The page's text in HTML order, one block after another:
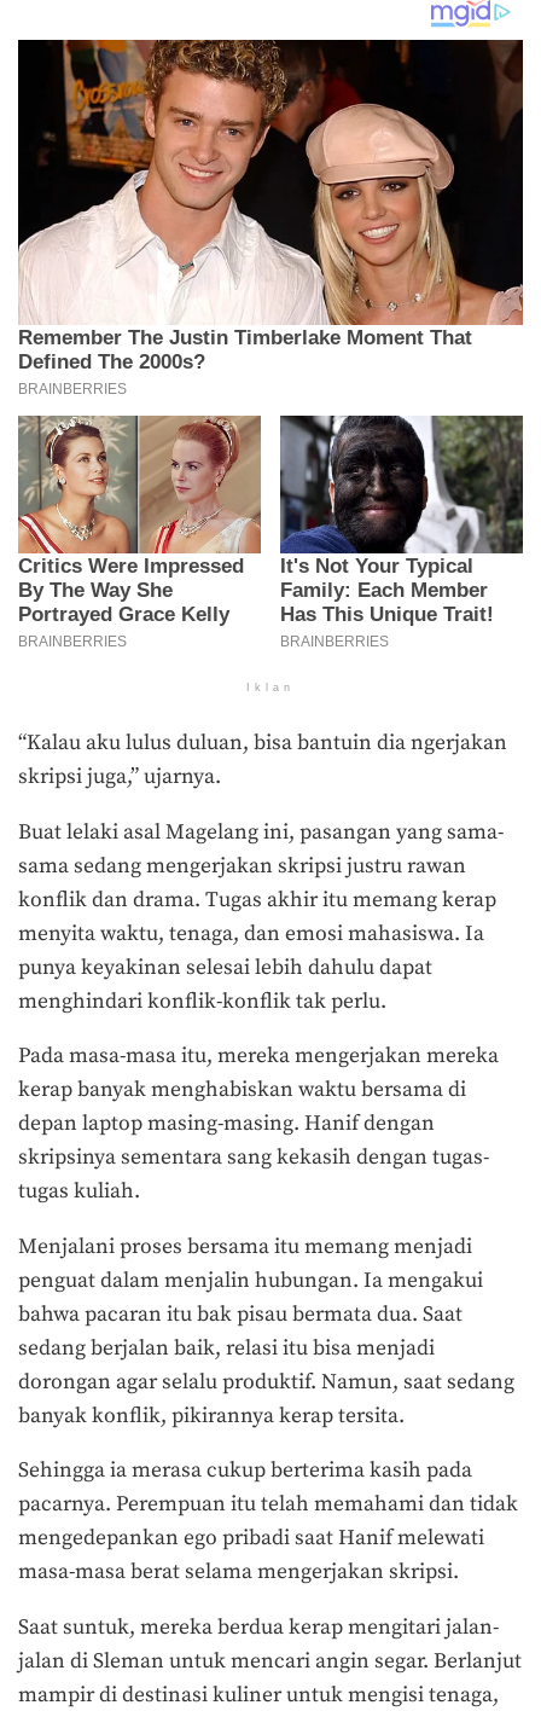
Iklan
“Kalau aku lulus duluan, bisa bantuin dia ngerjakan
skripsi juga,” ujarnya.
Buat lelaki asal Magelang ini, pasangan yang sama-
sama sedang mengerjakan skripsi justru rawan
konflik dan drama. Tugas akhir itu memang kerap
menyita waktu, tenaga, dan emosi mahasiswa. Ia
punya keyakinan selesai lebih dahulu dapat
menghindari konflik-konflik tak perlu.
Pada masa-masa itu, mereka mengerjakan mereka
kerap banyak menghabiskan waktu bersama di
depan laptop masing-masing. Hanif dengan
skripsinya sementara sang kekasih dengan tugas-
tugas kuliah.
Menjalani proses bersama itu memang menjadi
penguat dalam menjalin hubungan. Ia mengakui
bahwa pacaran itu bak pisau bermata dua. Saat
sedang berjalan baik, relasi itu bisa menjadi
dorongan agar selalu produktif. Namun, saat sedang
banyak konflik, pikirannya kerap tersita.
Sehingga ia merasa cukup berterima kasih pada
pacarnya. Perempuan itu telah memahami dan tidak
mengedepankan ego pribadi saat Hanif melewati
masa-masa berat selama mengerjakan skripsi.
Saat suntuk, mereka berdua kerap mengitari jalan-
jalan di Sleman untuk mencari angin segar. Berlanjut
mampir di destinasi kuliner untuk mengisi tenaga,